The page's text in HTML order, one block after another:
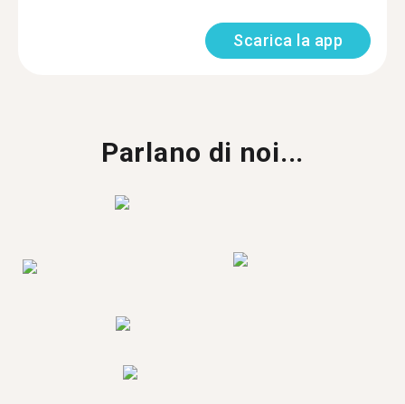
Scarica la app
Parlano di noi...